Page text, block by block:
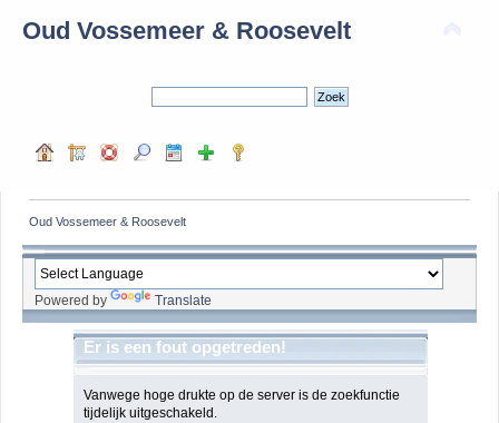
Oud Vossemeer & Roosevelt
Oud Vossemeer & Roosevelt
Powered by Translate
Er is een fout opgetreden!
Vanwege hoge drukte op de server is de zoekfunctie
tijdelijk uitgeschakeld.